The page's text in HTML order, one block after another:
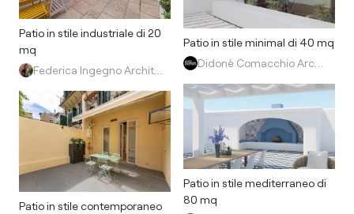
Patio in stile industriale di 20
mq
Federica Ingegno Architetto
Patio in stile contemporaneo
Patio in stile minimal di 40 mq
Patio in stile mediterraneo di
80 mq